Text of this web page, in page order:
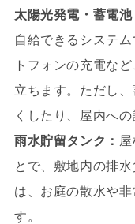
太陽光発電・蓄電池
自給できるシステ
トフォンの充電な
立ちます。ただし
くしたり、屋内へ
雨水貯留タンク：
とで、敷地内の排
は、お庭の散水や
す。